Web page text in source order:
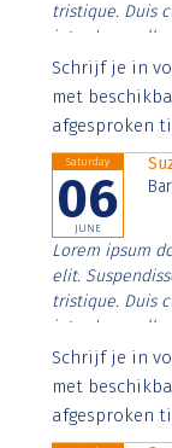
tristique. Duis
interdum
Aenean
imperdiet.
Schrijf je in
met
afgesproken
Saturday
06
JUNE
Lorem ipsum
elit.
tristique. Duis
interdum
Aenean
imperdiet.
Schrijf je in
met
afgesproken